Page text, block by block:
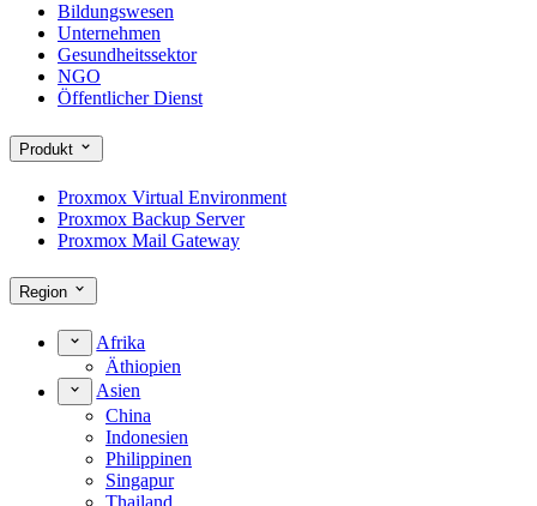
Bildungswesen
Unternehmen
Gesundheitssektor
NGO
Öffentlicher Dienst
Produkt
Proxmox Virtual Environment
Proxmox Backup Server
Proxmox Mail Gateway
Region
Afrika
Äthiopien
Asien
China
Indonesien
Philippinen
Singapur
Thailand